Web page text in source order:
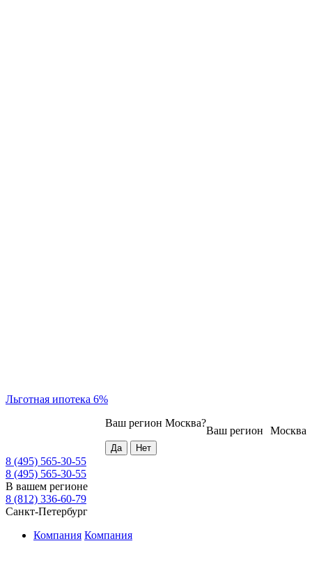
Льготная ипотека 6%
Москва
Ваш регион
Ваш регион Москва?
8 (495) 565-30-55
8 (495) 565-30-55
В вашем регионе
8 (812) 336-60-79
Санкт-Петербург
Компания Компания